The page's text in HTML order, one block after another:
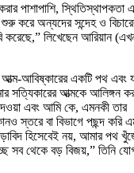
পাশাপাশি, স্থিতিস্থাপকতা
করে অন্যদের সন্দেহ ও
করেছে,” লিখেছেন আরিয়ান
আবিষ্কারের একটি পথ এবং
সত্যিকারের আত্মকে আলিঙ্গন
এবং আমি কে, এমনকী তার
স্তরে বা বিভাগে পছন্দ করি
হিসেবেই নয়, আমার পথ
সব থেকে বড় বিজয়,” তিনি